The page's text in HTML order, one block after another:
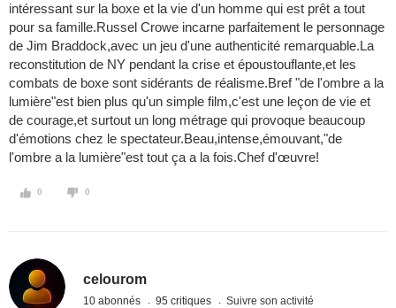
intéressant sur la boxe et la vie d'un homme qui est prêt a tout
pour sa famille.Russel Crowe incarne parfaitement le personnage
de Jim Braddock,avec un jeu d'une authenticité remarquable.La
reconstitution de NY pendant la crise et époustouflante,et les
combats de boxe sont sidérants de réalisme.Bref "de l'ombre a la
lumière"est bien plus qu'un simple film,c'est une leçon de vie et
de courage,et surtout un long métrage qui provoque beaucoup
d'émotions chez le spectateur.Beau,intense,émouvant,"de
l'ombre a la lumière"est tout ça a la fois.Chef d'œuvre!
0 0
celourom
10 abonnés 95 critiques Suivre son activité